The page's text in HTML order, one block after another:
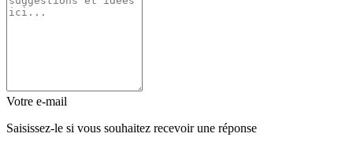
Votre e-mail
Saisissez-le si vous souhaitez recevoir une réponse